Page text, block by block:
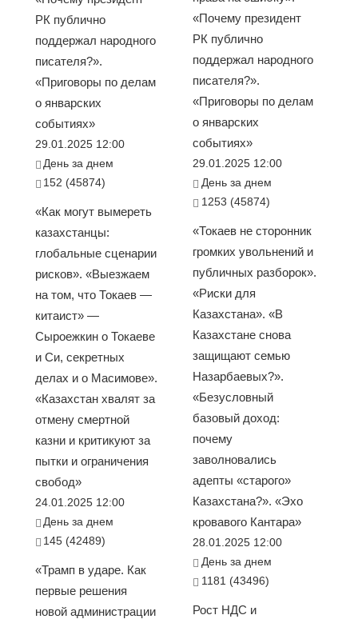
РК публично
поддержал народного
писателя?».
«Приговоры по делам
о январских
событиях»
29.01.2025 12:00
День за днем
152 (45874)
«Как могут вымереть
казахстанцы:
глобальные сценарии
рисков». «Выезжаем
на том, что Токаев —
китаист» —
Сыроежкин о Токаеве
и Си, секретных
делах и о Масимове».
«Казахстан хвалят за
отмену смертной
казни и критикуют за
пытки и ограничения
свобод»
24.01.2025 12:00
День за днем
145 (42489)
«Трамп в ударе. Как
первые решения
новой администрации
«Почему президент
РК публично
поддержал народного
писателя?».
«Приговоры по делам
о январских
событиях»
29.01.2025 12:00
День за днем
1253 (45874)
«Токаев не сторонник
громких увольнений и
публичных разборок».
«Риски для
Казахстана». «В
Казахстане снова
защищают семью
Назарбаевых?».
«Безусловный
базовый доход:
почему
заволновались
адепты «старого»
Казахстана?». «Эхо
кровавого Кантара»
28.01.2025 12:00
День за днем
1181 (43496)
Рост НДС и